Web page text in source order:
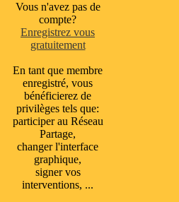
Vous n'avez pas de
compte?
Enregistrez vous
gratuitement
En tant que membre
enregistré, vous
bénéficierez de
privilèges tels que:
participer au Réseau
Partage,
changer l'interface
graphique,
signer vos
interventions, ...